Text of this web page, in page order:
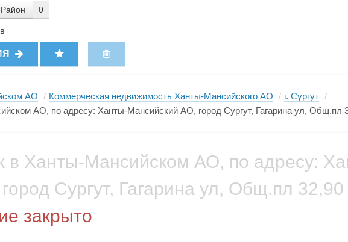
Район 0
АО / Коммерческая недвижимость Ханты-Мансийского АО / г. Сургут /
АО, по адресу: Ханты-Мансийский АО, город Сургут, Гагарина ул, Общ.пл
в Ханты-Мансийском АО, по адресу:
Сургут, Гагарина ул, Общ.пл 32,90
закрыто